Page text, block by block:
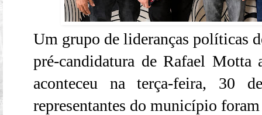
Um grupo de lideranças políticas
pré-candidatura de Rafael Motta
aconteceu na terça-feira, 30
representantes do município